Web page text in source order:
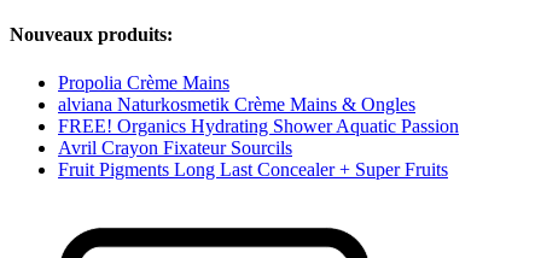
Nouveaux produits:
Propolia Crème Mains
alviana Naturkosmetik Crème Mains & Ongles
FREE! Organics Hydrating Shower Aquatic Passion
Avril Crayon Fixateur Sourcils
Fruit Pigments Long Last Concealer + Super Fruits